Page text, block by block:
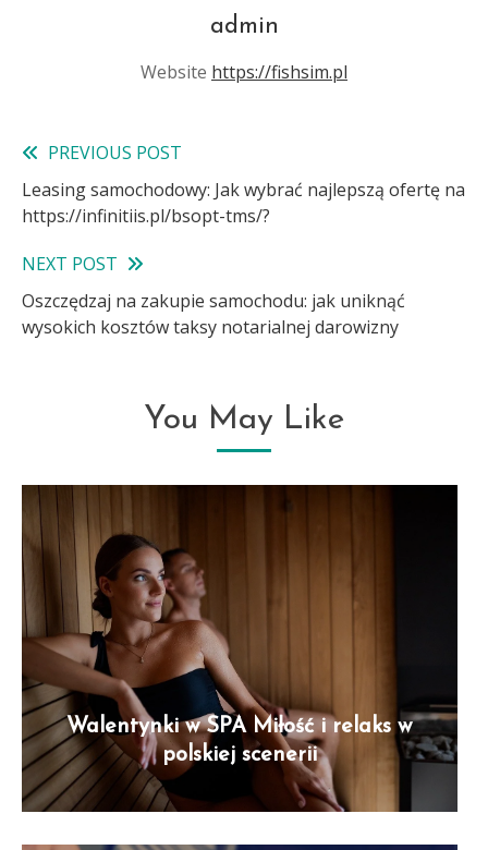
admin
Website https://fishsim.pl
Read
more
PREVIOUS POST
Leasing samochodowy: Jak wybrać najlepszą ofertę na
https://infinitiis.pl/bsopt-tms/?
NEXT POST
Oszczędzaj na zakupie samochodu: jak uniknąć
wysokich kosztów taksy notarialnej darowizny
You May Like
Walentynki w SPA Miłość i relaks w
polskiej scenerii